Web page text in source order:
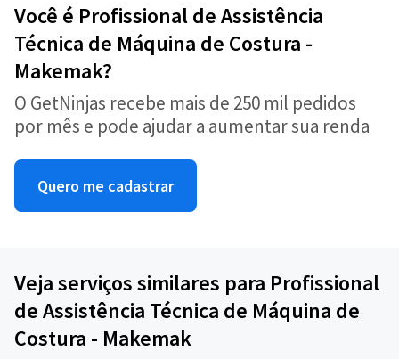
Você é Profissional de Assistência
Técnica de Máquina de Costura -
Makemak?
O GetNinjas recebe mais de 250 mil pedidos
por mês e pode ajudar a aumentar sua renda
Quero me cadastrar
Veja serviços similares para Profissional
de Assistência Técnica de Máquina de
Costura - Makemak